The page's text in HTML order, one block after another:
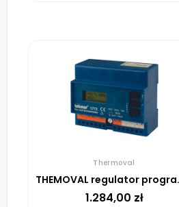
Thermoval
1.284,00 zł